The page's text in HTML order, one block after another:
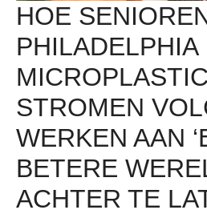
HOE
PHILADELPHIA
STROMEN
WERKEN AAN
BETERE
ACHTER TE